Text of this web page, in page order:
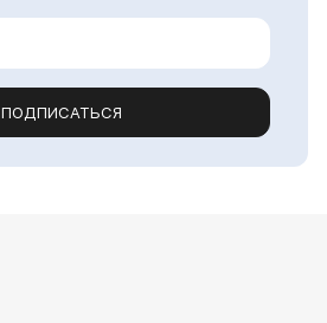
ПОДПИСАТЬСЯ